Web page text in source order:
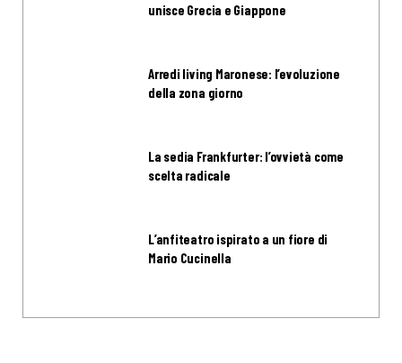
unisce Grecia e Giappone
Arredi living Maronese: l’evoluzione
della zona giorno
La sedia Frankfurter: l’ovvietà come
scelta radicale
L’anfiteatro ispirato a un fiore di
Mario Cucinella